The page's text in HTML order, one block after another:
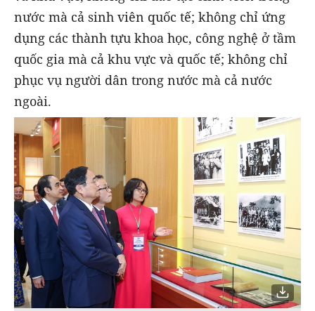
nước mà cả sinh viên quốc tế; không chỉ ứng
dụng các thành tựu khoa học, công nghệ ở tầm
quốc gia mà cả khu vực và quốc tế; không chỉ
phục vụ người dân trong nước mà cả nước
ngoài.